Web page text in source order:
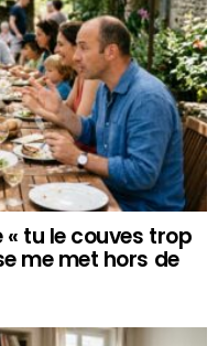
tu le couves trop
me met hors de